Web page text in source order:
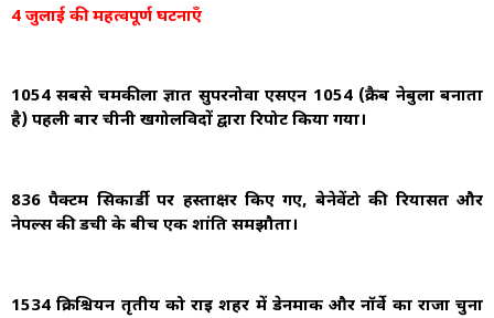
4 जुलाई की महत्वपूर्ण घटनाएँ
1054 सबसे चमकीला ज्ञात सुपरनोवा एसएन 1054 (क्रैब नेबुला बनाता
है) पहली बार चीनी खगोलविदों द्वारा रिपोर्ट किया गया।
836 पैक्टम सिकार्डी पर हस्ताक्षर किए गए, बेनेवेंटो की रियासत और
नेपल्स की डची के बीच एक शांति समझौता।
1534 क्रिश्चियन तृतीय को राई शहर में डेनमार्क और नॉर्वे का राजा चुना